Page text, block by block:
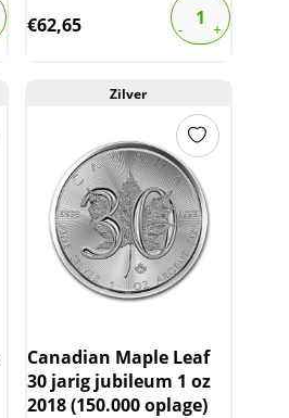
€62,65
Zilver
Canadian Maple Leaf
30 jarig jubileum 1 oz
2018 (150.000 oplage)